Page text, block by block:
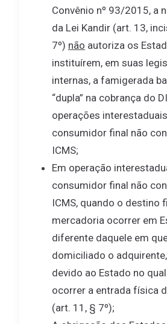
Convênio nº 93/2015, a
da Lei Kandir (art. 13,
7º) não autoriza os
instituírem, em suas
internas, a famigerada
“dupla” na cobrança do
operações
consumidor final não
ICMS;
Em operação
consumidor final não
ICMS, quando o destino
mercadoria ocorrer em
diferente daquele em
domiciliado o
devido ao Estado no
ocorrer a entrada física
(art. 11, § 7º);